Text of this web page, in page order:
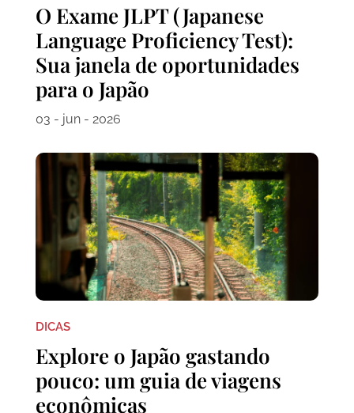
O Exame JLPT (Japanese
Language Proficiency Test):
Sua janela de oportunidades
para o Japão
03 - jun - 2026
DICAS
Explore o Japão gastando
pouco: um guia de viagens
econômicas